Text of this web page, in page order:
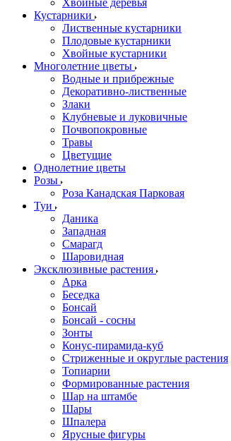
Хвойные деревья
Кустарники
Лиственные кустарники
Плодовые кустарники
Хвойные кустарники
Многолетние цветы
Водные и прибрежные
Декоративно-лиственные
Злаки
Клубневые и луковичные
Почвопокровные
Травы
Цветущие
Однолетние цветы
Розы
Роза Канадская Парковая
Туи
Даника
Западная
Смарагд
Шаровидная
Эксклюзивные растения
Арка
Беседка
Бонсай
Бонсай - сосны
Зонты
Конус-пирамида-куб
Стриженные и округлые растения
Топиарии
Формированные растения
Шар на штамбе
Шары
Шпалера
Ярусные фигуры